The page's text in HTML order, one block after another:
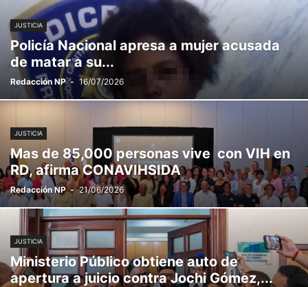
JUSTICIA
Policía Nacional apresa a mujer acusada
de matar a su...
Redacción NP - 16/07/2026
JUSTICIA
Mas de 85,000 personas vive con VIH en
RD, afirma CONAVIHSIDA
Redacción NP - 21/06/2026
JUSTICIA
Ministerio Público obtiene auto de
apertura a juicio contra Jochi Gómez,...